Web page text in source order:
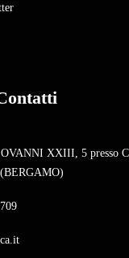
XXIII, 5 presso